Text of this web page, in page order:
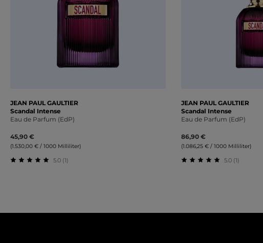
JEAN PAUL GAULTIER
Scandal Intense
Eau de Parfum (EdP)
45,90 €
(1.530,00 € / 1000 Milliliter)
5.0 (1)
JEAN PAUL GAULTIER
Scandal Intense
Eau de Parfum (EdP)
86,90 €
(1.086,25 € / 1000 Milliliter)
Durchschnittliche
5.0 (1)